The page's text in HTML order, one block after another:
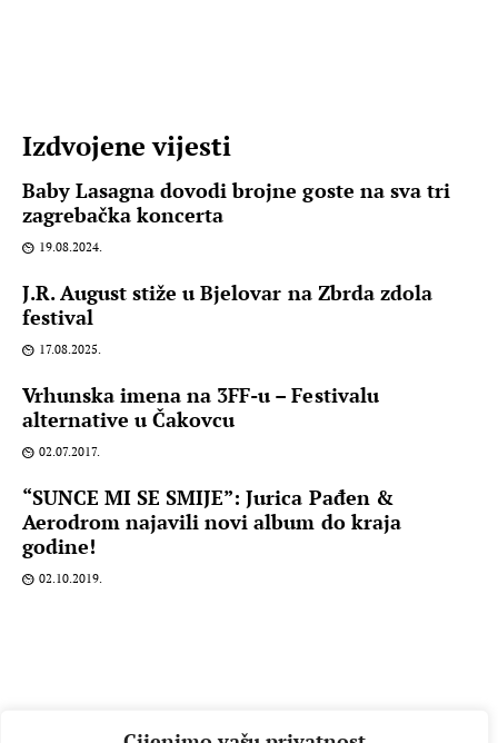
Izdvojene vijesti
Baby Lasagna dovodi brojne goste na sva tri
zagrebačka koncerta
19.08.2024.
J.R. August stiže u Bjelovar na Zbrda zdola
festival
17.08.2025.
Vrhunska imena na 3FF-u – Festivalu
alternative u Čakovcu
02.07.2017.
“SUNCE MI SE SMIJE”: Jurica Pađen &
Aerodrom najavili novi album do kraja
godine!
02.10.2019.